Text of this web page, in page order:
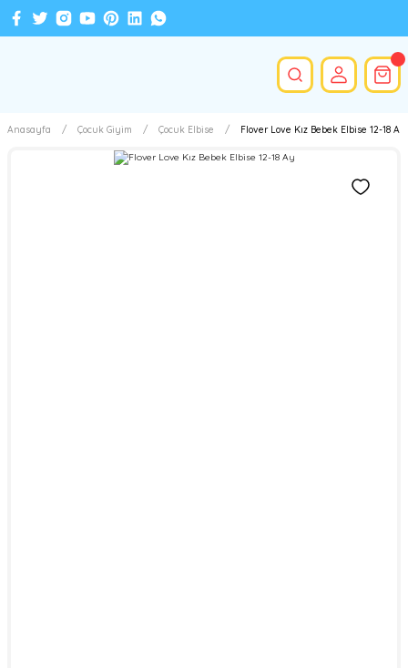
Anasayfa Çocuk Giyim Çocuk Elbise Flover Love Kız Bebek Elbise 12-18 Ay